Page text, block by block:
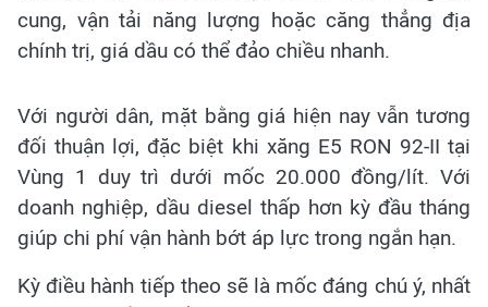
cung, vận tải năng lượng hoặc căng thẳng địa
chính trị, giá dầu có thể đảo chiều nhanh.
Với người dân, mặt bằng giá hiện nay vẫn tương
đối thuận lợi, đặc biệt khi xăng E5 RON 92-II tại
Vùng 1 duy trì dưới mốc 20.000 đồng/lít. Với
doanh nghiệp, dầu diesel thấp hơn kỳ đầu tháng
giúp chi phí vận hành bớt áp lực trong ngắn hạn.
Kỳ điều hành tiếp theo sẽ là mốc đáng chú ý, nhất